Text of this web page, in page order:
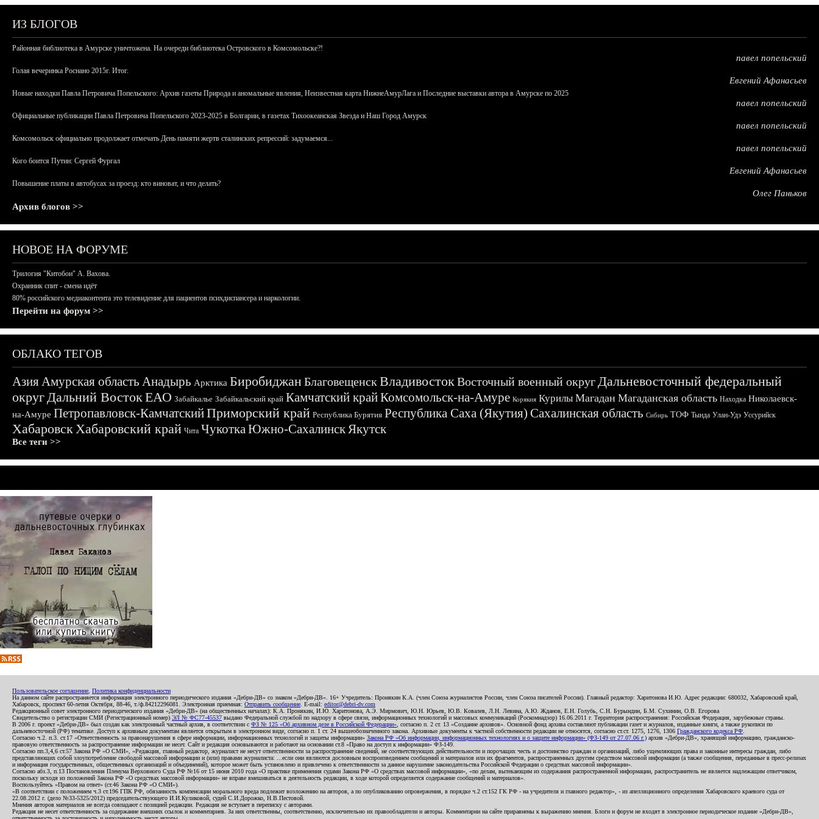
ИЗ БЛОГОВ
Районная библиотека в Амурске уничтожена. На очереди библиотека Островского в Комсомольске?!
павел попельский
Голая вечеринка Роснано 2015г. Итог.
Евгений Афанасьев
Новые находки Павла Петровича Попельского: Архив газеты Природа и аномальные явления, Неизвестная карта НижнеАмурЛага и Последние выставки автора в Амурске по 2025
павел попельский
Официальные публикации Павла Петровича Попельского 2023-2025 в Болгарии, в газетах Тихоокеанская Звезда и Наш Город Амурск
павел попельский
Комсомольск официально продолжает отмечать День памяти жертв сталинских репрессий: задумаемся...
павел попельский
Кого боится Путин: Сергей Фургал
Евгений Афанасьев
Повышение платы в автобусах за проезд: кто виноват, и что делать?
Олег Паньков
Архив блогов >>
НОВОЕ НА ФОРУМЕ
Трилогия "Китобои" А. Вахова.
Охранник спит - смена идёт
80% российского медиаконтента это телевидение для пациентов психдиспансера и наркологии.
Перейти на форум >>
ОБЛАКО ТЕГОВ
АзияАмурская область Анадырь Арктика БиробиджанБлаговещенскВладивостокВосточный военный округДальневосточный федеральный
округДальний ВостокЕАО Забайкалье Забайкальский край Камчатский крайКомсомольск-на-Амуре Корякия Курилы Магадан Магаданская область Находка Николаевск-
на-Амуре Петропавловск-КамчатскийПриморский край Республика Бурятия Республика Саха (Якутия) Сахалинская область Сибирь ТОФ Тында Улан-Удэ Уссурийск
ХабаровскХабаровский край Чита ЧукоткаЮжно-СахалинскЯкутск
Все теги >>
Пользовательское соглашение Политика конфиденциальности
На данном сайте распространяется информация электронного периодического издания «Дебри-ДВ» со знаком «Дебри-ДВ». 16+ Учредитель: Пронякин К.А. (член Союза журналистов России, член Союза писателей России). Главный редактор: Харитонова И.Ю. Адрес редакции: 680032, Хабаровский край,
Хабаровск, проспект 60-летия Октября, 88-46, т./ф.84212296081. Электронная приемная: Отправить сообщение . E-mail: editor@debri-dv.com
Редакционный совет электронного периодического издания «Дебри-ДВ» (на общественных началах): К.А. Пронякин, И.Ю. Харитонова, А.Э. Мирмович, Ю.Н. Юрьев, Ю.В. Ковалев, Л.Н. Левина, А.Ю. Жданов, Е.Н. Голубь, С.Н. Бурындин, Б.М. Сухинин, О.В. Егорова
Свидетельство о регистрации СМИ (Регистрационный номер) ЭЛ № ФС77-45537 выдано Федеральной службой по надзору в сфере связи, информационных технологий и массовых коммуникаций (Роскомнадзор) 16.06.2011 г. Территория распространения: Российская Федерация, зарубежные страны.
В 2006 г. проект «Дебри-ДВ» был создан как электронный частный архив, в соответствии с ФЗ № 125 «Об архивном деле в Российской Федерации» , согласно п. 2 ст. 13 «Создание архивов». Основной фонд архива составляют публикации газет и журналов, изданные книги, а также рукописи по
дальневосточной (РФ) тематике. Доступ к архивным документам является открытым в электронном виде, согласно п. 1 ст. 24 вышеобозначенного закона. Архивные документы к частной собственности редакции не относятся, согласно ст.ст. 1275, 1276, 1306 Гражданского кодекса РФ
Согласно ч.2. п.3. ст.17 «Ответственность за правонарушения в сфере информации, информационных технологий и защиты информации» Закона РФ «Об информации, информационных технологиях и о защите информации» (ФЗ-149 от 27.07.06 г.) архив «Дебри-ДВ», хранящий информацию, гражданско-
правовую ответственность за распространение информации не несет. Сайт и редакция основываются и работают на основании ст.8 «Право на доступ к информации» ФЗ-149.
Согласно пп.3,4,6 ст.57 Закона РФ «О СМИ», «Редакция, главный редактор, журналист не несут ответственности за распространение сведений, не соответствующих действительности и порочащих честь и достоинство граждан и организаций, либо ущемляющих права и законные интересы граждан, либо
представляющих собой злоупотребление свободой массовой информации и (или) правами журналиста: ...если они являются дословным воспроизведением сообщений и материалов или их фрагментов, распространенных другим средством массовой информации (а также сообщения, переданные в пресс-релизах
и информация государственных, общественных организаций и объединений), которое может быть установлено и привлечено к ответственности за данное нарушение законодательства Российской Федерации о средствах массовой информации».
Согласно абз.3, п.13 Постановления Пленума Верховного Суда РФ №16 от 15 июня 2010 года «О практике применения судами Закона РФ «О средствах массовой информации», «по делам, вытекающим из содержания распространенной информации, распространитель не является надлежащим ответчиком,
поскольку исходя из положений Закона РФ «О средствах массовой информации» не вправе вмешиваться в деятельность редакции, в ходе которой определяется содержание сообщений и материалов».
Воспользуйтесь «Правом на ответ» (ст.46 Закона РФ «О СМИ»).
«В соответствии с положением ч.3 ст.196 ГПК РФ, обязанность компенсации морального вреда подлежит возложению на авторов, а по опубликованию опровержения, в порядке ч.2 ст.152 ГК РФ - на учредителя и главного редактор», - из апелляционного определения Хабаровского краевого суда от
22.08.2012 г. (дело №33-5325/2012) председательствующего И.И.Куликовой, судей С.И.Дорожко, Н.В.Пестовой.
Мнения авторов материалов не всегда совпадают с позицией редакции. Редакция не вступает в переписку с авторами.
Редакция не несет ответственность за содержание внешних ссылок и комментариев. За них ответственны, соответственно, исключительно их правообладатели и авторы. Комментарии на сайте приравнены к выражению мнения. Блоги и форум не входят в электронное периодическое издание «Дебри-ДВ»,